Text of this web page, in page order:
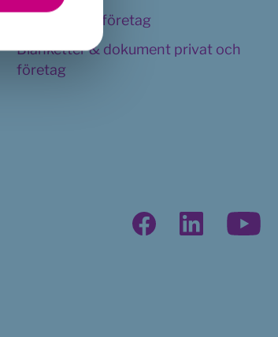
Kundservice företag
Blanketter & dokument privat och
företag